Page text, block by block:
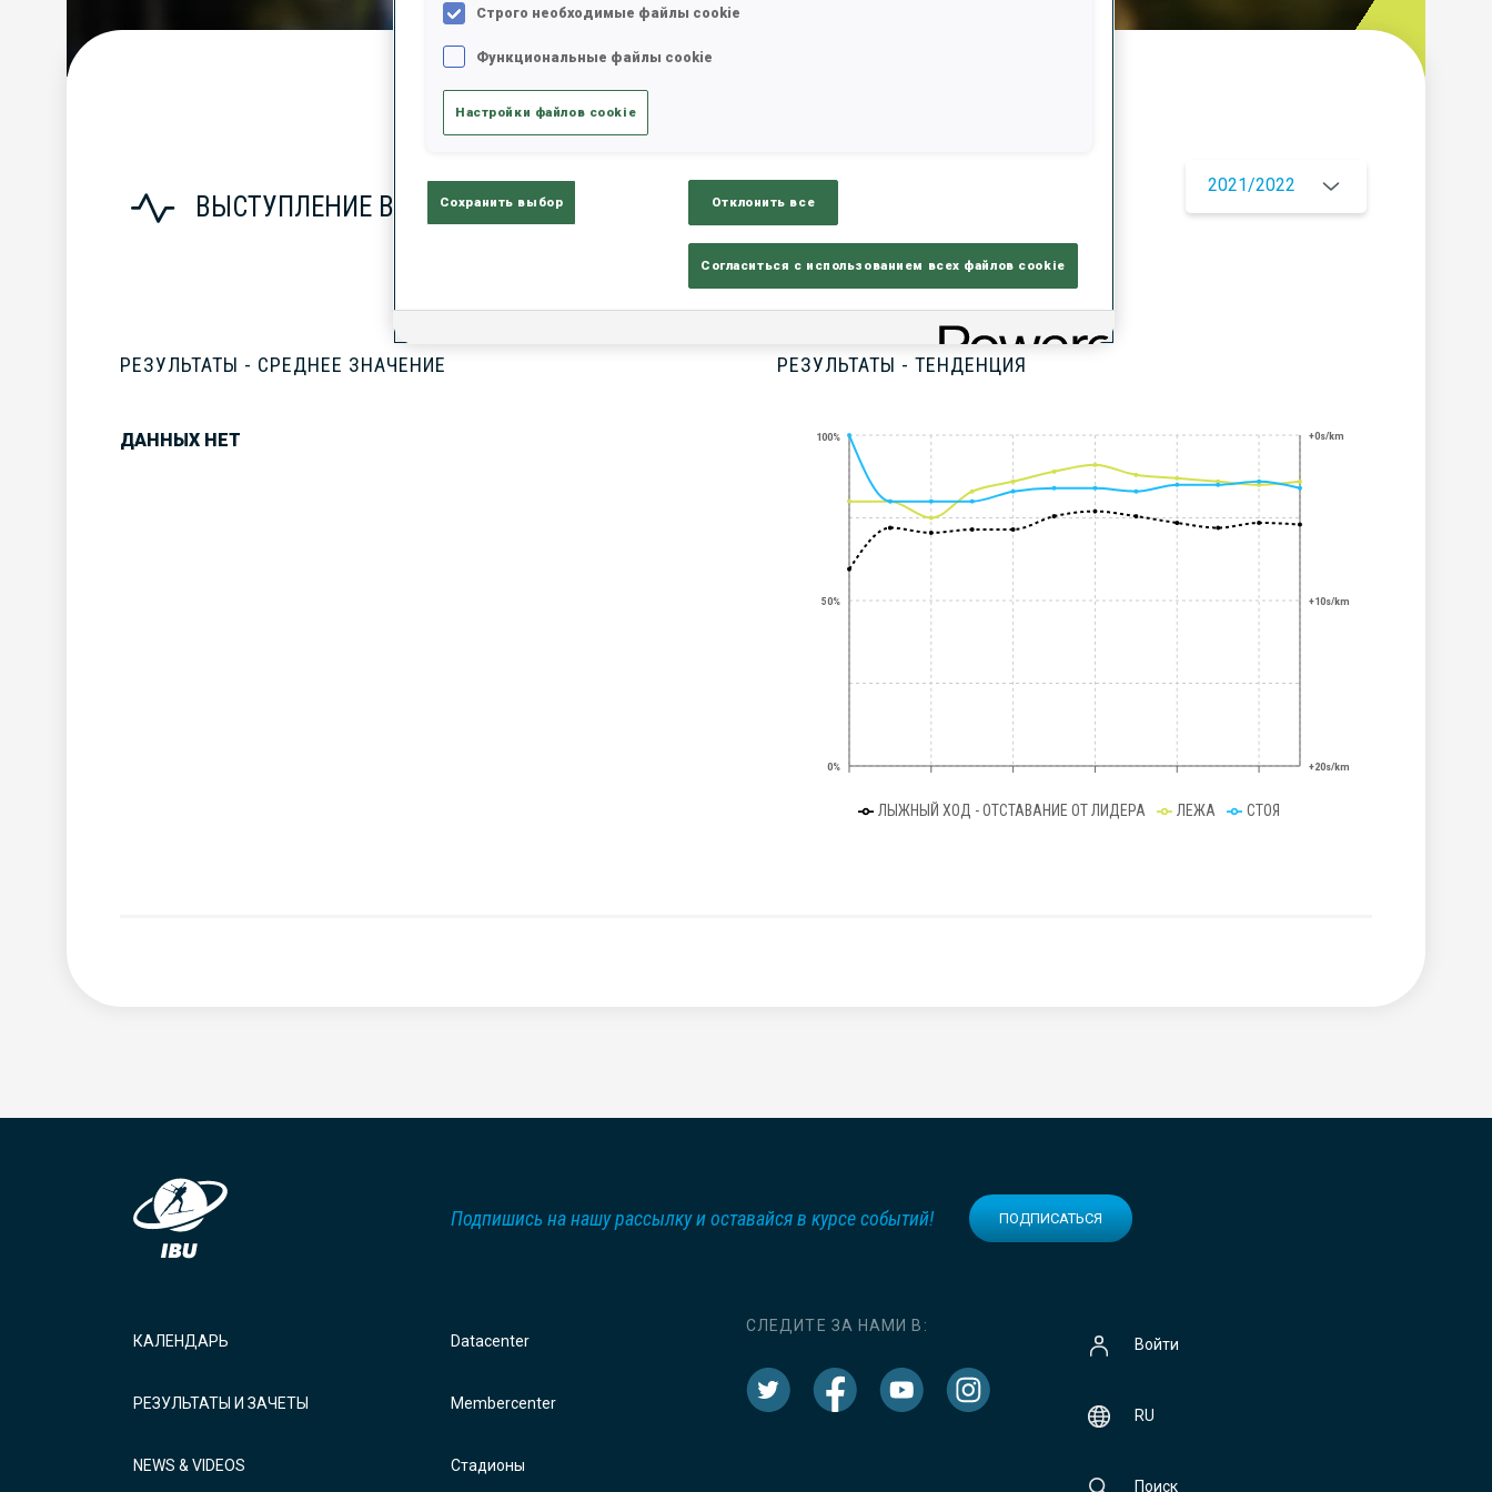
Статистика
ВЫСТУПЛЕНИЕ В СЕЗОНЕ
2021/2022
РЕЗУЛЬТАТЫ - СРЕДНЕЕ ЗНАЧЕНИЕ
ДАННЫХ НЕТ
РЕЗУЛЬТАТЫ - ТЕНДЕНЦИЯ
0%
50%
100% +0s/km
+10s/km
+20s/km
ЛЫЖНЫЙ ХОД - ОТСТАВАНИЕ ОТ ЛИДЕРА ЛЕЖА СТОЯ
Подпишись на нашу рассылку и оставайся в курсе событий! ПОДПИСАТЬСЯ
КАЛЕНДАРЬ
РЕЗУЛЬТАТЫ И ЗАЧЕТЫ
NEWS & VIDEOS
Datacenter
Membercenter
Стадионы
СЛЕДИТЕ ЗА НАМИ В:
Войти
RU
Поиск
Строго необходимые файлы cookie
Функциональные файлы cookie
Настройки файлов cookie
Сохранить выбор Отклонить все
Согласиться с использованием всех файлов cookie